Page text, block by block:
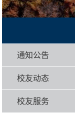
通知公告
校友动态
校友服务